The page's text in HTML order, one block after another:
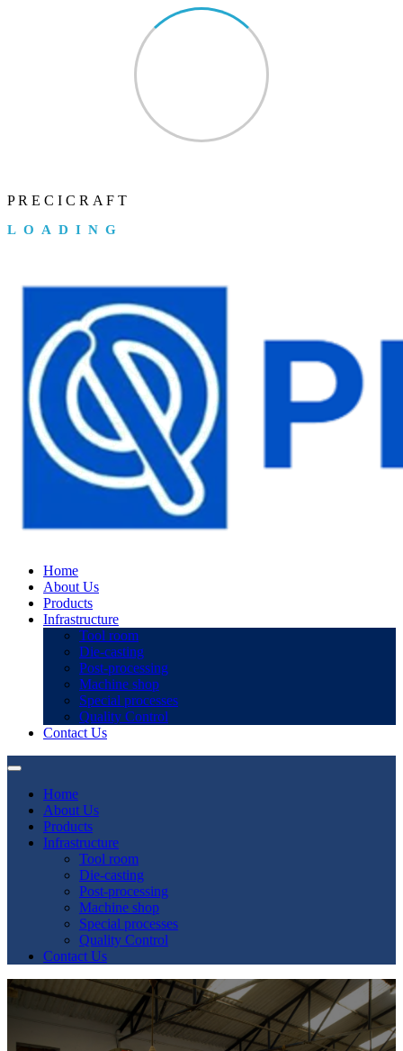
PR E C I C R A F T
LOADING
Home
About Us
Products
Infrastructure
Tool room
Die-casting
Post-processing
Machine shop
Special processes
Quality Control
Contact Us
Home
About Us
Products
Infrastructure
Tool room
Die-casting
Post-processing
Machine shop
Special processes
Quality Control
Contact Us